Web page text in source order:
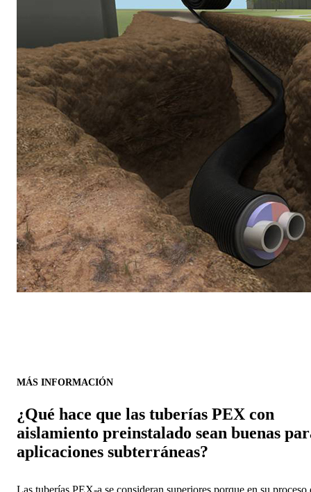
MÁS INFORMACIÓN
¿Qué hace que las tuberías PEX con
aislamiento preinstalado sean buenas
aplicaciones subterráneas?
Las tuberías PEX-a se consideran superiores porque en su proceso